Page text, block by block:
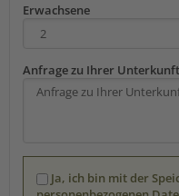
Erwachsene
Anfrage zu Ihrer
Ja, ich bin mit der